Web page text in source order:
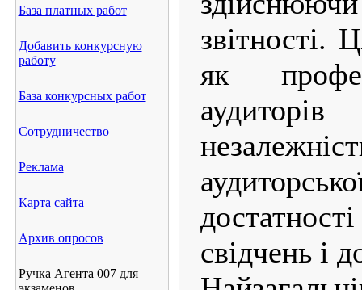
База платных работ
Добавить конкурсную
работу
База конкурсных работ
Сотрудничество
Реклама
Карта сайта
Архив опросов
Ручка Агента 007 для
звітності.
як
аудиторів
свідчень і